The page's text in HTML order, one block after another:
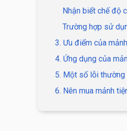
Nhận biết chế độ
Trường hợp sử
3. Ưu điểm của
4. Ứng dụng của
5. Một số lỗi thường
6. Nên mua mảnh